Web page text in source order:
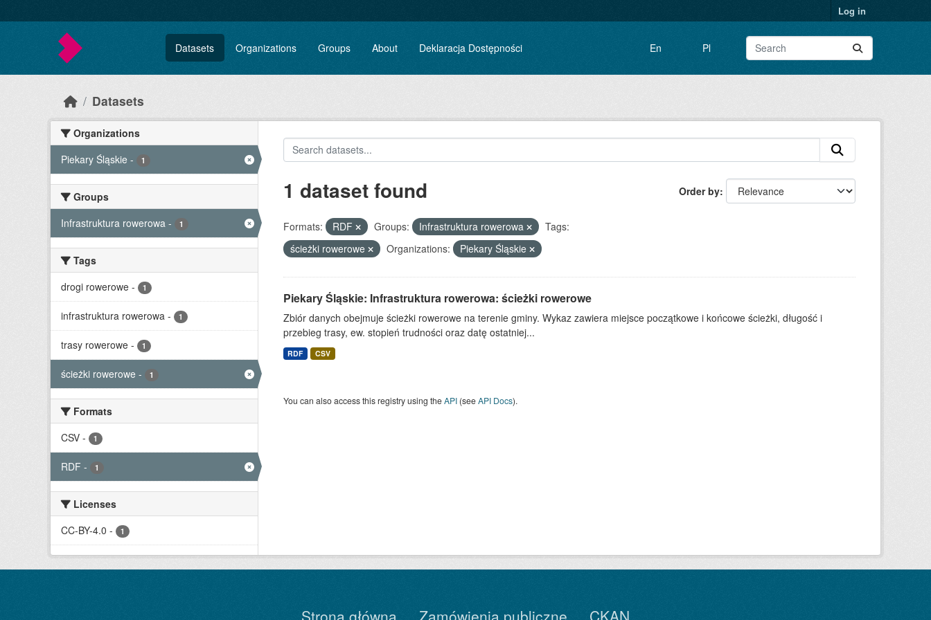
Log in
Datasets Organizations Groups About Deklaracja Dostępności En Pl
Datasets
Organizations
Piekary Śląskie - 1
Groups
Infrastruktura rowerowa - 1
Tags
drogi rowerowe - 1
infrastruktura rowerowa - 1
trasy rowerowe - 1
ścieżki rowerowe - 1
Formats
CSV - 1
RDF - 1
Licenses
CC-BY-4.0 - 1
Order by
1 dataset found
Formats: RDF Groups: Infrastruktura rowerowa
Tags:
ścieżki rowerowe
Organizations: Piekary Śląskie
Piekary Śląskie: Infrastruktura rowerowa: ścieżki rowerowe
Zbiór danych obejmuje ścieżki rowerowe na terenie gminy. Wykaz zawiera miejsce początkowe i końcowe ścieżki, długość i
przebieg trasy, ew. stopień trudności oraz datę ostatniej...
RDF CSV
You can also access this registry using theAPI(seeAPI Docs).
Strona główna Zamówienia publiczne CKAN